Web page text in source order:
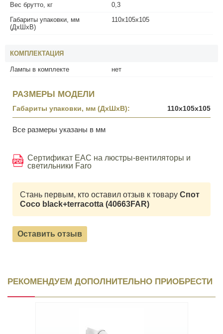
Вес брутто, кг
0,3
Габариты упаковки, мм
(ДхШхВ)
110x105x105
КОМПЛЕКТАЦИЯ
Лампы в комплекте нет
РАЗМЕРЫ МОДЕЛИ
Габариты упаковки, мм (ДхШхВ): 110x105x105
Все размеры указаны в мм
Сертификат EAC на люстры-вентиляторы и
светильники Faro
Стань первым, кто оставил отзыв к товару Спот
Coco black+terracotta (40663FAR)
Оставить отзыв
РЕКОМЕНДУЕМ ДОПОЛНИТЕЛЬНО ПРИОБРЕСТИ